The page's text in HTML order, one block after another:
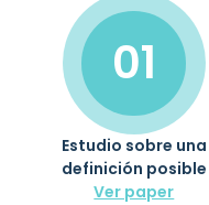
01
Estudio sobre una
definición posible
Ver paper